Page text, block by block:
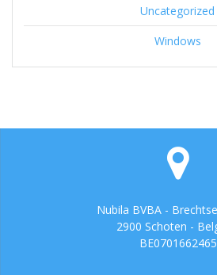
Uncategorized
Windows
Nubila BVBA -
2900 Schoten -
BE0701662465